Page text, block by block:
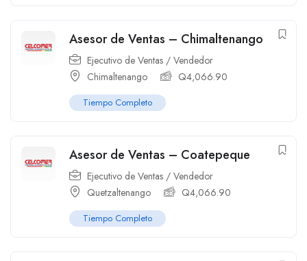
Asesor de Ventas – Chimaltenango
Ejecutivo de Ventas / Vendedor
Chimaltenango
Q4,066.90
Tiempo Completo
Asesor de Ventas – Coatepeque
Ejecutivo de Ventas / Vendedor
Quetzaltenango
Q4,066.90
Tiempo Completo